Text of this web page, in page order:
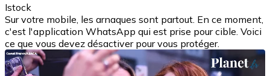
Istock
Sur votre mobile, les arnaques sont partout. En ce moment,
c'est l'application WhatsApp qui est prise pour cible. Voici
ce que vous devez désactiver pour vous protéger.